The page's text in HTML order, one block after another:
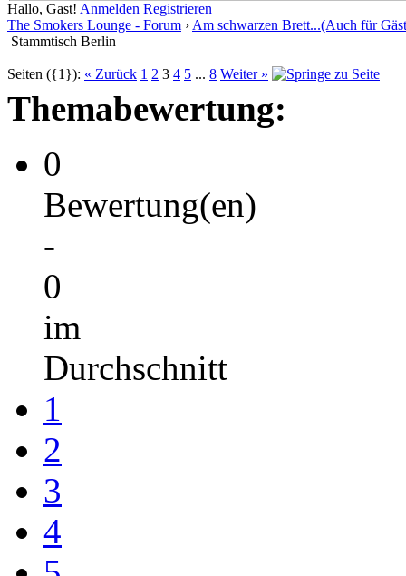
Hallo, Gast! Anmelden Registrieren
The Smokers Lounge - Forum › Am schwarzen Brett...(Auch für
Stammtisch Berlin
Seiten ({1}): « Zurück 1 2 3 4 5 ... 8 Weiter »
Themabewertung:
0
Bewertung(en)
-
0
im
Durchschnitt
1
2
3
4